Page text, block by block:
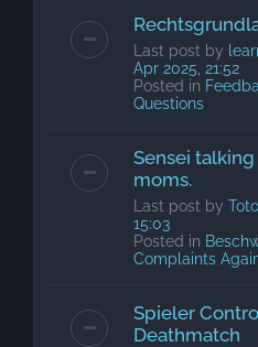
Last post by
Apr 2025, 21:52
Posted in
Questions
Sensei
moms.
Last post by
15:03
Posted in
Complaints
Spieler
Deathmatch